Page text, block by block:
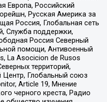
Европа, Российский
Русская Америка за
Россия, Глобальная сеть
Служба поддержки,
Россия Северный
помощи, Антивоенный
La Asocicion de Rusos
территорий,
Центр, Глобальный союз
Article 19, Мнение
черного креста, Радио